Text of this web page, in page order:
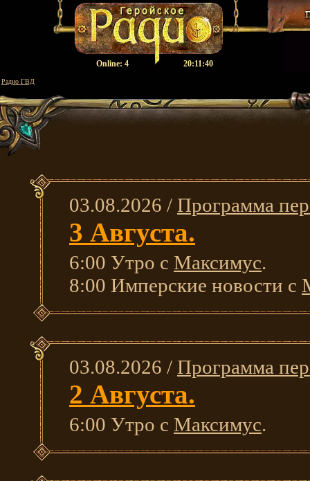
Оnline:4 20:11:40
Радио ГВД
03.08.2026 / Программа
3 Августа.
6:00 Утро с Максимус.
8:00 Имперские новости с
03.08.2026 / Программа
2 Августа.
6:00 Утро с Максимус.